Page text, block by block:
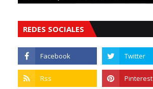
REDES SOCIALES